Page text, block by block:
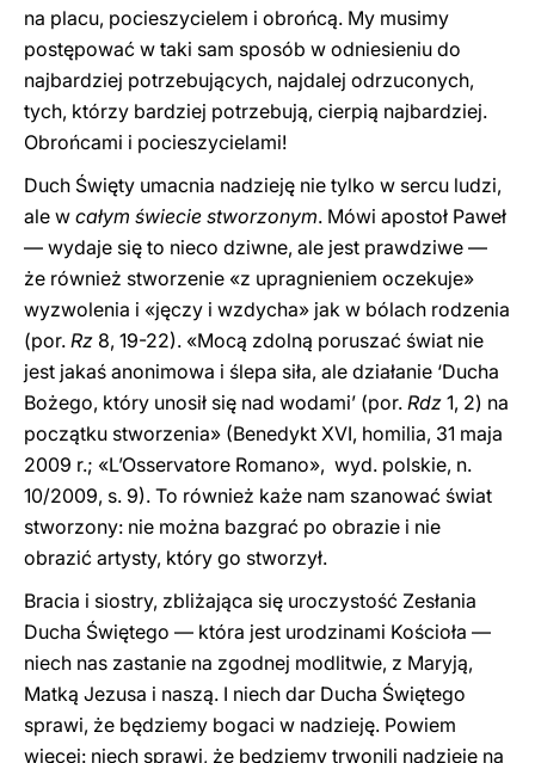
na placu, pocieszycielem i obrońcą. My musimy
postępować w taki sam sposób w odniesieniu do
najbardziej potrzebujących, najdalej odrzuconych,
tych, którzy bardziej potrzebują, cierpią najbardziej.
Obrońcami i pocieszycielami!
Duch Święty umacnia nadzieję nie tylko w sercu ludzi,
ale w całym świecie stworzonym. Mówi apostoł Paweł
— wydaje się to nieco dziwne, ale jest prawdziwe —
że również stworzenie «z upragnieniem oczekuje»
wyzwolenia i «jęczy i wzdycha» jak w bólach rodzenia
(por. Rz 8, 19-22). «Mocą zdolną poruszać świat nie
jest jakaś anonimowa i ślepa siła, ale działanie ‘Ducha
Bożego, który unosił się nad wodami’ (por. Rdz 1, 2) na
początku stworzenia» (Benedykt XVI, homilia, 31 maja
2009 r.; «L’Osservatore Romano», wyd. polskie, n.
10/2009, s. 9). To również każe nam szanować świat
stworzony: nie można bazgrać po obrazie i nie
obrazić artysty, który go stworzył.
Bracia i siostry, zbliżająca się uroczystość Zesłania
Ducha Świętego — która jest urodzinami Kościoła —
niech nas zastanie na zgodnej modlitwie, z Maryją,
Matką Jezusa i naszą. I niech dar Ducha Świętego
sprawi, że będziemy bogaci w nadzieję. Powiem
więcej: niech sprawi, że będziemy trwonili nadzieję na